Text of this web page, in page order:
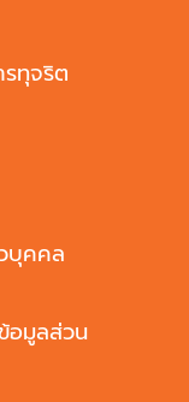
รทุจริต
บุคคล
อมูลส่วน